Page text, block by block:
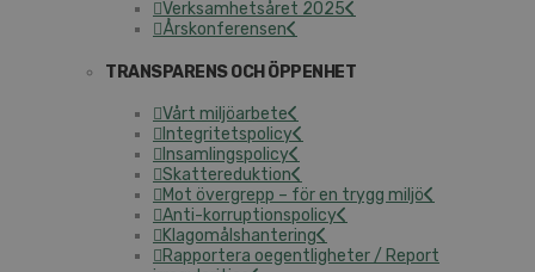
Verksamhetsåret 2025
Årskonferensen
TRANSPARENS OCH ÖPPENHET
Vårt miljöarbete
Integritetspolicy
Insamlingspolicy
Skattereduktion
Mot övergrepp – för en trygg miljö
Anti-korruptionspolicy
Klagomålshantering
Rapportera oegentligheter / Report